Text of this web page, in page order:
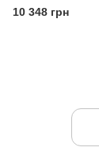
10 348 грн